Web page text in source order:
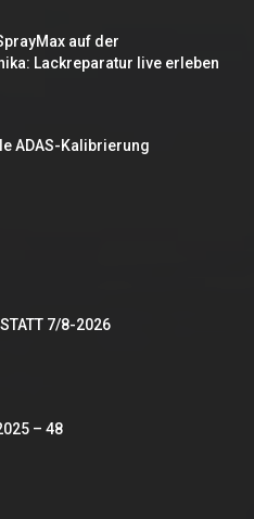
auf der
Lackreparatur live erleben
ADAS-Kalibrierung
7/8-2026
– 48